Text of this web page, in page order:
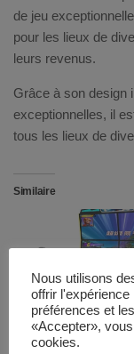
de jeu
pour les lieux de
leurs revenus.
Grâce à son design
exceptionnelles, il
tous les lieux de
Similaire
Hover Rush
7 mai 2026
Article similaire
Nous utilisons
offrir l'expérience
préférences et
«Accepter»,
cookies.